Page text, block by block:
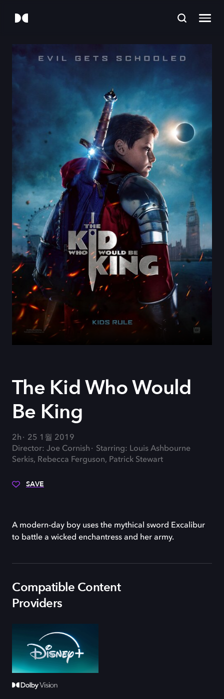
The Kid Who Would
Be King
2h
25 1월 2019
Director: Joe Cornish
Starring: Louis Ashbourne
Serkis, Rebecca Ferguson, Patrick Stewart
SAVE
A modern-day boy uses the mythical sword Excalibur
to battle a wicked enchantress and her army.
Compatible Content
Providers